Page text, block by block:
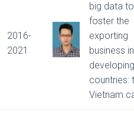
2016-
2021
big data to
foster the
exporting
business in
developing
countries:
Vietnam